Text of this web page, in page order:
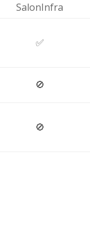
SalonInfra
✅
🚫
🚫